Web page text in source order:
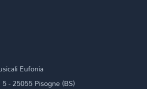
Eufonia
- 25055 Pisogne (BS)